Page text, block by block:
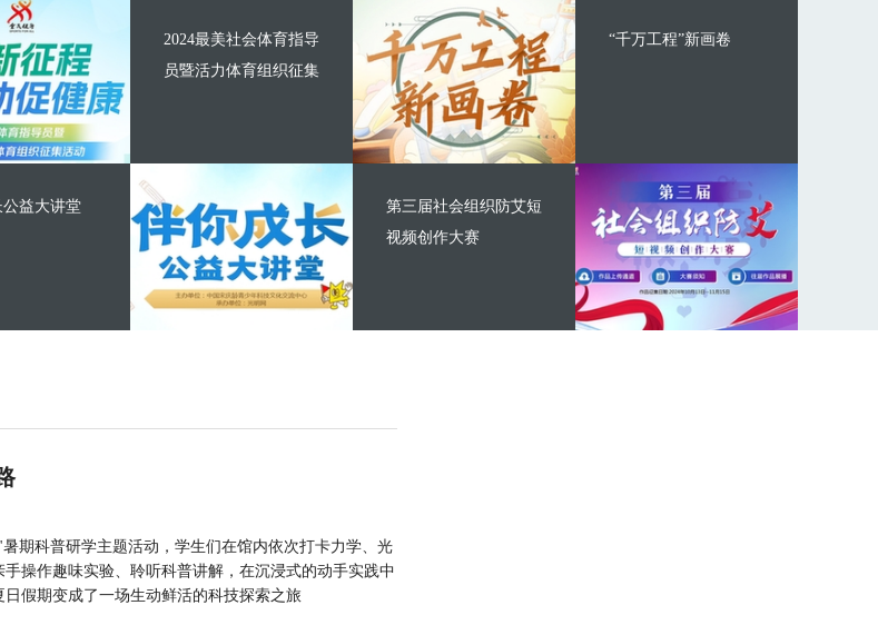
2024最美社会体育指导
员暨活力体育组织征集
益大讲堂
“千万工程”新画卷
第三届社会组织防艾短
视频创作大赛
期科普研学主题活动，学生们在馆内依次打卡力学、光
操作趣味实验、聆听科普讲解，在沉浸式的动手实践中
假期变成了一场生动鲜活的科技探索之旅